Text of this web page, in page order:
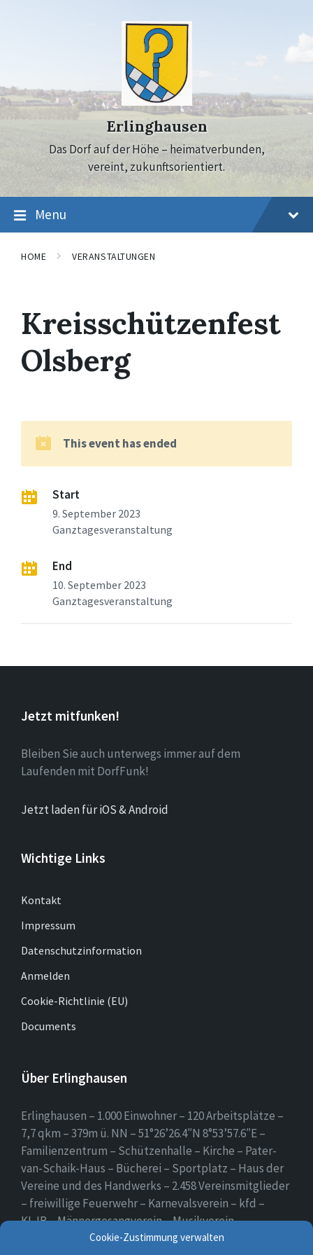
Cookie-Zustimmung verwalten
Erlinghausen
Das Dorf auf der Höhe – heimatverbunden,
vereint, zukunftsorientiert.
Menu
HOME VERANSTALTUNGEN
Kreisschützenfest
Olsberg
This event has ended
Start
9. September 2023
Ganztagesveranstaltung
End
10. September 2023
Ganztagesveranstaltung
Jetzt mitfunken!
Bleiben Sie auch unterwegs immer auf dem
Laufenden mit DorfFunk!
Jetzt laden für iOS & Android
Wichtige Links
Kontakt
Impressum
Datenschutzinformation
Anmelden
Cookie-Richtlinie (EU)
Documents
Über Erlinghausen
Erlinghausen – 1.000 Einwohner – 120 Arbeitsplätze –
7,7 qkm – 379m ü. NN – 51°26’26.4″N 8°53’57.6″E –
Familienzentrum – Schützenhalle – Kirche – Pater-
van-Schaik-Haus – Bücherei – Sportplatz – Haus der
Vereine und des Handwerks – 2.458 Vereinsmitglieder
– freiwillige Feuerwehr – Karnevalsverein – kfd –
KLJB – Männergesangverein – Musikverein –
Schützenverein – Sportverein – Use Erlingsen – das